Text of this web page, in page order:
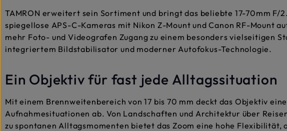
TAMRON erweitert sein Sortiment und bringt das beliebte 17-70mm F/
spiegellose APS-C-Kameras mit Nikon Z-Mount und Canon RF-Mount
mehr Foto- und Videografen Zugang zu einem besonders vielseitigen
integriertem Bildstabilisator und moderner Autofokus-Technologie.
Ein Objektiv für fast jede Alltagssituation
Mit einem Brennweitenbereich von 17 bis 70 mm deckt das Objektiv
Aufnahmesituationen ab. Von Landschaften und Architektur über
zu spontanen Alltagsmomenten bietet das Zoom eine hohe Flexibilität,